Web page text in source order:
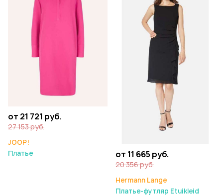
от 21 721 руб.
27 153 руб.
JOOP!
Платье
от 11 665 руб.
20 356 руб.
Hermann Lange
Платье-футляр Etuikleid